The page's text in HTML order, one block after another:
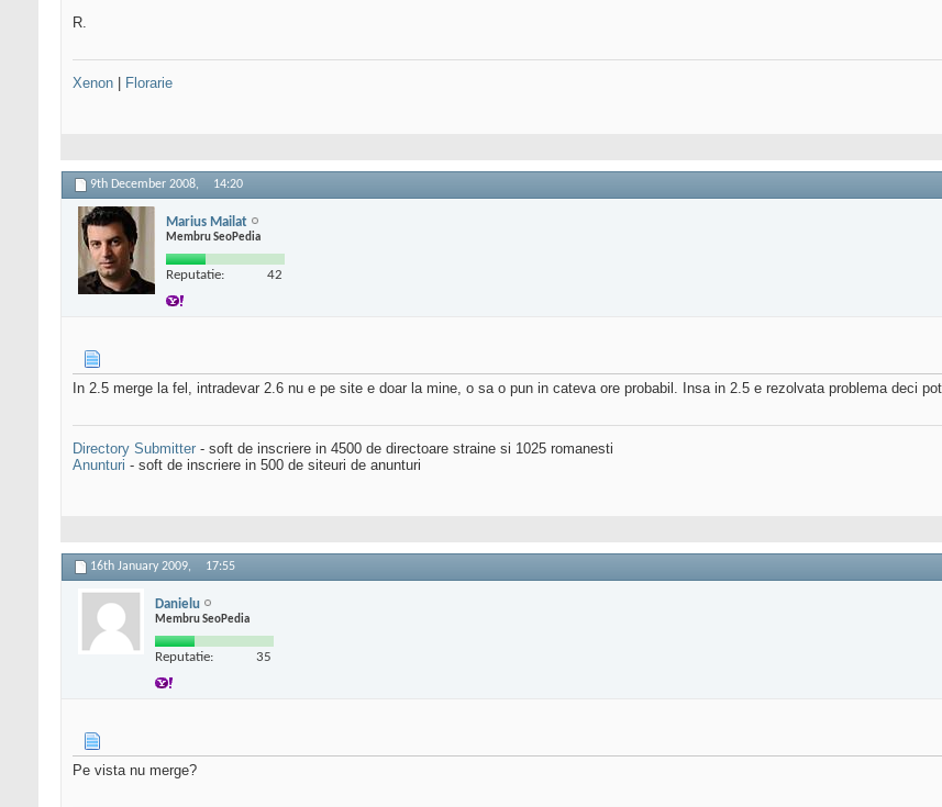
R.
Xenon Florarie
9th December 2008, 14:20
Marius Mailat
Membru SeoPedia
Reputatie: 42
In 2.5 merge la fel, intradevar 2.6 nu e pe site e doar la mine, o sa o pun in cateva ore probabil. Insa in 2.5 e rezolvata problema deci
Directory Submitter - soft de inscriere in 4500 de directoare straine si 1025 romanesti
Anunturi - soft de inscriere in 500 de siteuri de anunturi
16th January 2009, 17:55
Danielu
Membru SeoPedia
Reputatie: 35
Pe vista nu merge?